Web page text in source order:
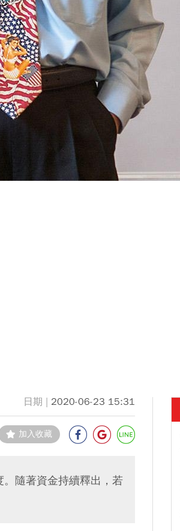
2020-06-23 15:31
加入收藏
隨著資金持續釋出，若